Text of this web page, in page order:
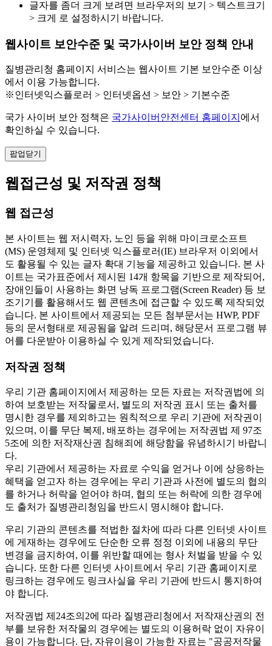
글자를 좀더 크게 보려면 브라우저의 보기 > 텍스트크기
> 크게 로 설정하시기 바랍니다.
웹사이트 보안수준 및 국가사이버 보안 정책 안내
질병관리청 홈페이지 서비스는 웹사이트 기본 보안수준 이상
에서 이용 가능합니다.
※인터넷익스플로러 > 인터넷옵션 > 보안 > 기본수준
국가 사이버 보안 정책은 국가사이버안전센터 홈페이지 에서
확인하실 수 있습니다.
팝업닫기
웹접근성 및 저작권 정책
웹 접근성
본 사이트는 웹 저시력자, 노인 등을 위해 마이크로소프트
(MS) 운영체제 및 인터넷 익스플로러(IE) 브라우저 이외에서
도 활용될 수 있는 글자 확대 기능을 제공하고 있습니다. 본 사
이트는 국가표준에서 제시된 14개 항목을 기반으로 제작되어,
장애인들이 사용하는 화면 낭독 프로그램(Screen Reader) 등 보
조기기를 활용해서도 웹 콘텐츠에 접근할 수 있도록 제작되었
습니다. 본 사이트에서 제공되는 모든 첨부문서는 HWP, PDF
등의 문서형태로 제공됨을 알려 드리며, 해당문서 프로그램 뷰
어를 다운받아 이용하실 수 있게 제작되었습니다.
저작권 정책
우리 기관 홈페이지에서 제공하는 모든 자료는 저작권법에 의
하여 보호받는 저작물로서, 별도의 저작권 표시 또는 출처를
명시한 경우를 제외하고는 원칙적으로 우리 기관에 저작권이
있으며, 이를 무단 복제, 배포하는 경우에는 저작권법 제 97조
5조에 의한 저작재산권 침해죄에 해당함을 유념하시기 바랍니
다.
우리 기관에서 제공하는 자료로 수익을 얻거나 이에 상응하는
혜택을 얻고자 하는 경우에는 우리 기관과 사전에 별도의 협의
를 하거나 허락을 얻어야 하며, 협의 또는 허락에 의한 경우에
도 출처가 질병관리청임을 반드시 명시해야 합니다.
우리 기관의 콘텐츠를 적법한 절차에 따라 다른 인터넷 사이트
에 게재하는 경우에도 단순한 오류 정정 이외에 내용의 무단
변경을 금지하여, 이를 위반할 때에는 형사 처벌을 받을 수 있
습니다. 또한 다른 인터넷 사이트에서 우리 기관 홈페이지로
링크하는 경우에도 링크사실을 우리 기관에 반드시 통지하여
야 합니다.
저작권법 제24조의2에 따라 질병관리청에서 저작재산권의 전
부를 보유한 저작물의 경우에는 별도의 이용허락 없이 자유이
용이 가능합니다. 단, 자유이용이 가능한 자료는 "공공저작물